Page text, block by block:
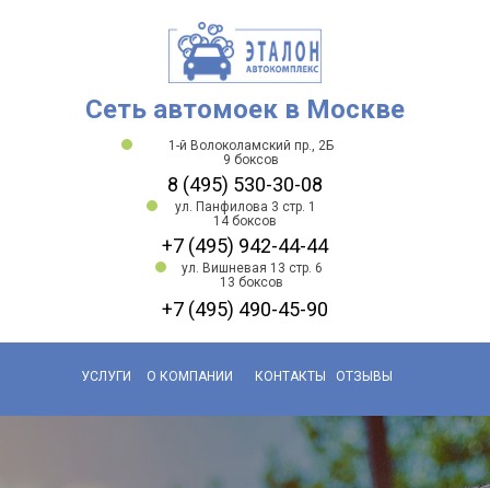
ул. Вишневая 13 стр. 6
13 боксов
Сеть автомоек в Москве
+7 (495) 490-45-90
+7 (495) 942-44-44
8 (495) 530-30-08
ул. Панфилова 3 стр. 1
14 боксов
1-й Волоколамский пр., 2Б
9 боксов
УСЛУГИ О КОМПАНИИ КОНТАКТЫ ОТЗЫВЫ